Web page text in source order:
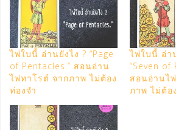
ไพ่ใบนี้ อ่านยังไง ? “Page
of Pentacles.” สอนอ่าน
ไพ่ทาโรต์ จากภาพ ไม่ต้อง
ท่องจำ
ไพ่ใบนี้ อ่า
“Seven of
สอนอ่านไ
ภาพ ไม่ต้อ